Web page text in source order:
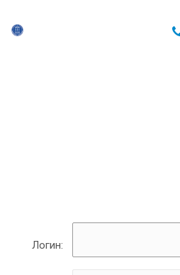
Логин: